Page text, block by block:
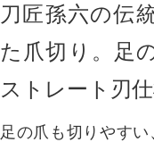
刀匠孫六の伝
た爪切り。足
ストレート刃
足の爪も切りやす